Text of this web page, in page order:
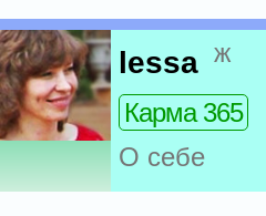
lessa ж
Карма 365
О себе